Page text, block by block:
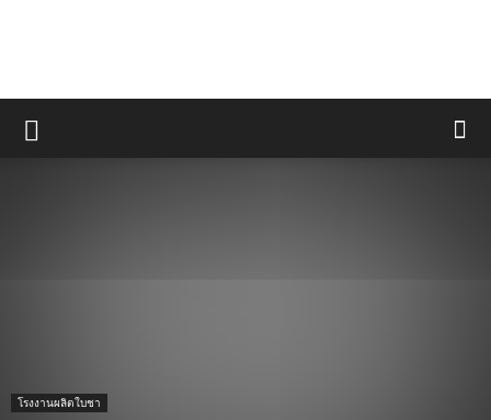
โรงงานผลิตใบชา